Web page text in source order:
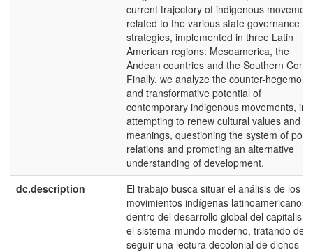
current trajectory of indigenous
related to the various state governance
strategies, implemented in three Latin
American regions: Mesoamerica, the
Andean countries and the Southern Cone.
Finally, we analyze the counter-
and transformative potential of
contemporary indigenous movements, in
attempting to renew cultural values and
meanings, questioning the system of
relations and promoting an alternative
understanding of development.
dc.description
El trabajo busca situar el análisis de los
movimientos indígenas latinoamericanos
dentro del desarrollo global del
el sistema-mundo moderno, tratando de
seguir una lectura decolonial de dichos